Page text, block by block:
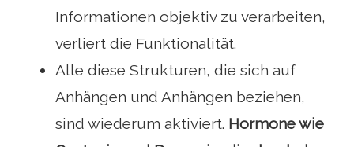
Informationen objektiv zu verarbeiten,
verliert die Funktionalität.
Alle diese Strukturen, die sich auf
Anhängen und Anhängen beziehen,
sind wiederum aktiviert. Hormone wie